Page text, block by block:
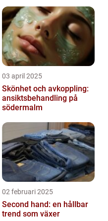
03 april 2025
Skönhet och avkoppling:
ansiktsbehandling på
södermalm
02 februari 2025
Second hand: en hållbar
trend som växer